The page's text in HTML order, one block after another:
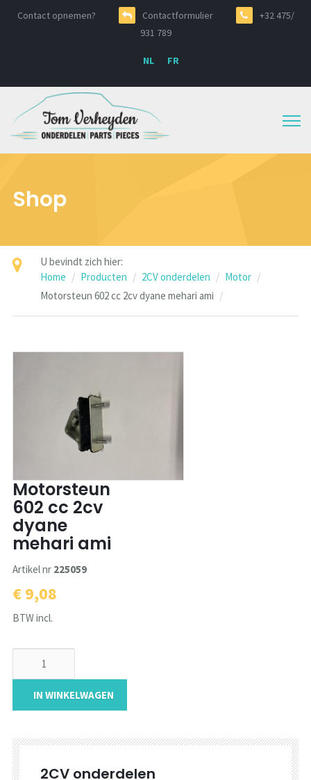
Contact opnemen? Contactformulier
+32 475/
931 789
NL FR
Shop
U bevindt zich hier:
Home
Producten 2CV onderdelen
Motor
Motorsteun 602 cc 2cv dyane mehari ami
Motorsteun
602 cc 2cv
dyane
mehari ami
Artikel nr 225059
€ 9,08
BTW incl.
IN WINKELWAGEN
2CV onderdelen